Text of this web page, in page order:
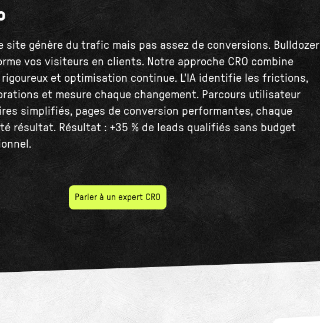
site génère du trafic mais pas assez de conversions. Bulldozer
vos visiteurs en clients. Notre approche CRO combine
rigoureux et optimisation continue. L'IA identifie les frictions,
et mesure chaque changement. Parcours utilisateur
simplifiés, pages de conversion performantes, chaque
résultat. Résultat : +35 % de leads qualifiés sans budget
Parler à un expert CRO